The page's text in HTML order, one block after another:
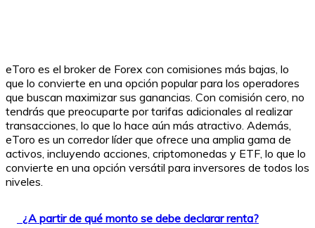
eToro es el broker de Forex con comisiones más bajas, lo
que lo convierte en una opción popular para los operadores
que buscan maximizar sus ganancias. Con comisión cero, no
tendrás que preocuparte por tarifas adicionales al realizar
transacciones, lo que lo hace aún más atractivo. Además,
eToro es un corredor líder que ofrece una amplia gama de
activos, incluyendo acciones, criptomonedas y ETF, lo que lo
convierte en una opción versátil para inversores de todos los
niveles.
¿A partir de qué monto se debe declarar renta?